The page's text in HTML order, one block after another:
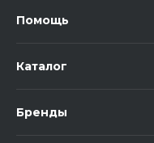
Помощь
Каталог
Бренды